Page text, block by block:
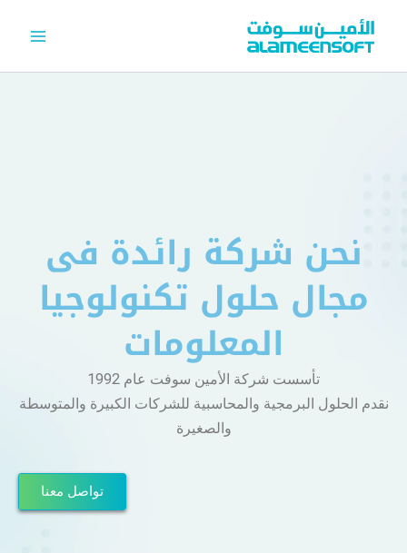
المحتوى
نحن شركة رائدة فى
مجال حلول تكنولوجيا
المعلومات
تأسست شركة الأمين سوفت عام 1992
نقدم الحلول البرمجية والمحاسبية للشركات الكبيرة والمتوسطة
والصغيرة
تواصل معنا